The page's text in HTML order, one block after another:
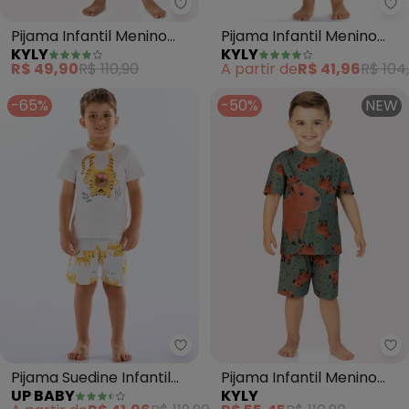
Kyly - Pijama Infantil Menino
Pijama Infantil Menino
Astronauta (Preto)
KYLY
R$ 49,90R$ 110,90
Pijama Infantil Menino
Dinossauro (Preto)
KYLY
A partir deR$ 41,96R$
-65%
Up Baby - Pijama Suedine
Pijama Suedine Infantil
Masculino (Bege)
UP BABY
-50% NEW
Pijama Infantil Menino
Capivaras (Verde)
KYLY